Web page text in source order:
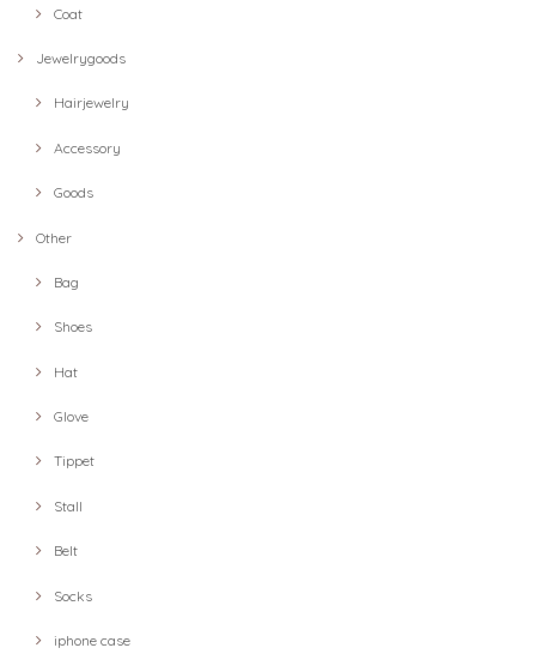
Coat
Jewelrygoods
Hairjewelry
Accessory
Goods
Other
Bag
Shoes
Hat
Glove
Tippet
Stall
Belt
Socks
iphone case